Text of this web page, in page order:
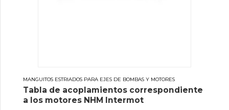
MANGUITOS ESTRIADOS PARA EJES DE BOMBAS Y MOTORES
Tabla de acoplamientos correspondiente
a los motores NHM Intermot